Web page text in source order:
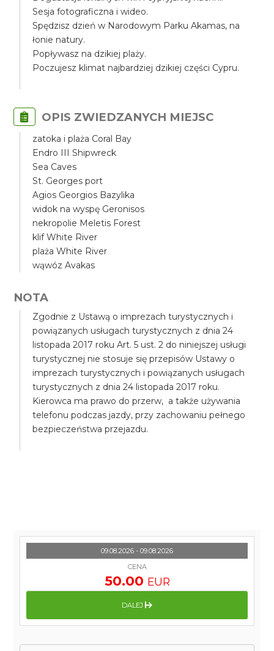
Sesja fotograficzna i wideo.
Spędzisz dzień w Narodowym Parku Akamas, na
łonie natury.
Popływasz na dzikiej plaży.
Poczujesz klimat najbardziej dzikiej części Cypru.
OPIS ZWIEDZANYCH MIEJSC
zatoka i plaża Coral Bay
Endro III Shipwreck
Sea Caves
St. Georges port
Agios Georgios Bazylika
widok na wyspę Geronisos
nekropolie Meletis Forest
klif White River
plaża White River
wąwóz Avakas
NOTA
Zgodnie z Ustawą o imprezach turystycznych i
powiązanych usługach turystycznych z dnia 24
listopada 2017 roku Art. 5 ust. 2 do niniejszej usługi
turystycznej nie stosuje się przepisów Ustawy o
imprezach turystycznych i powiązanych usługach
turystycznych z dnia 24 listopada 2017 roku.
Kierowca ma prawo do przerw, a także używania
telefonu podczas jazdy, przy zachowaniu pełnego
bezpieczeństwa przejazdu.
09.08.2026 - 09.08.2026
CENA
50.00 EUR
DALEJ